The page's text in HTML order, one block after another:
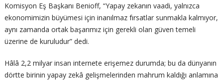
Komisyon Eş Başkanı Benioff, “Yapay zekanın vaadi, yalnızca
ekonomimizin büyümesi için inanılmaz fırsatlar sunmakla kalmıyor,
aynı zamanda ortak başarımız için gerekli olan güven temeli
üzerine de kuruludur” dedi.
Hâlâ 2,2 milyar insan internete erişemez durumda; bu da dünyanın
dörtte birinin yapay zekâ gelişmelerinden mahrum kaldığı anlamına